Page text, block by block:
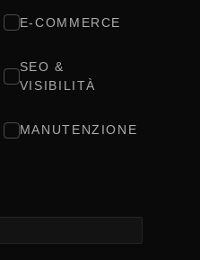
E-COMMERCE
SEO &
VISIBILITÀ
MANUTENZIONE